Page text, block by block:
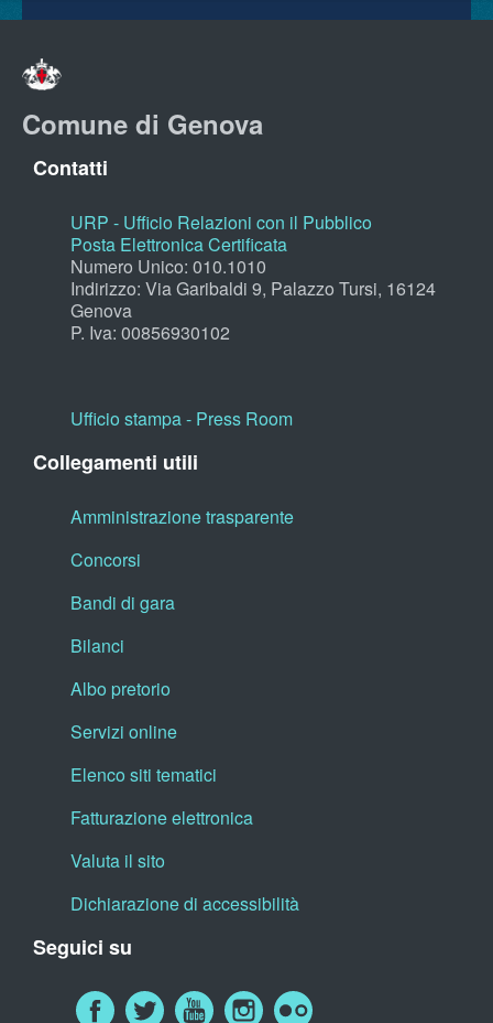
Comune di Genova
Contatti
URP - Ufficio Relazioni con il Pubblico
Posta Elettronica Certificata
Numero Unico: 010.1010
Indirizzo: Via Garibaldi 9, Palazzo Tursi, 16124
Genova
P. Iva: 00856930102
Ufficio stampa - Press Room
Collegamenti utili
Amministrazione trasparente
Concorsi
Bandi di gara
Bilanci
Albo pretorio
Servizi online
Elenco siti tematici
Fatturazione elettronica
Valuta il sito
Dichiarazione di accessibilità
Seguici su